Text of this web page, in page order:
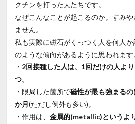
クチンを打った人たちです。
なぜこんなことが起こるのか。すみ
ません。
私も実際に磁石がくっつく人を何人
のような傾向があるように思われます
・ 2回接種した人は、1回だけの人よ
つ。
・限局した箇所で磁性が最も強まる
か月(ただし例外も多い)。
・作用は、 金属的(metallic)というよ